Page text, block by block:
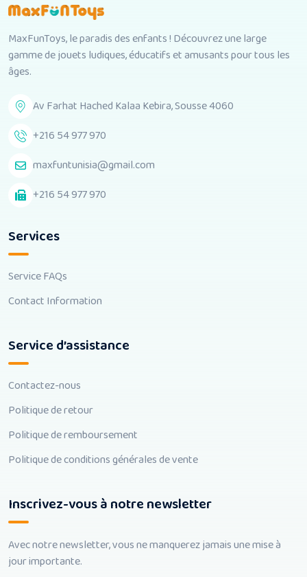
MaxFunToys, le paradis des enfants ! Découvrez une large
gamme de jouets ludiques, éducatifs et amusants pour tous les
âges.
Av Farhat Hached Kalaa Kebira, Sousse 4060
+216 54 977 970
maxfuntunisia@gmail.com
+216 54 977 970
Services
Service FAQs
Contact Information
Service d’assistance
Contactez-nous
Politique de retour
Politique de remboursement
Politique de conditions générales de vente
Inscrivez-vous à notre newsletter
Avec notre newsletter, vous ne manquerez jamais une mise à
jour importante.